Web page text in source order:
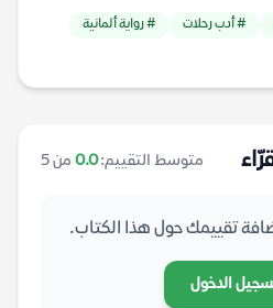
# أدب رحلات
# رواية ألمانية
متوسط التقييم:0.0 من 5
تقييمك حول هذا الكتاب.
الدخول